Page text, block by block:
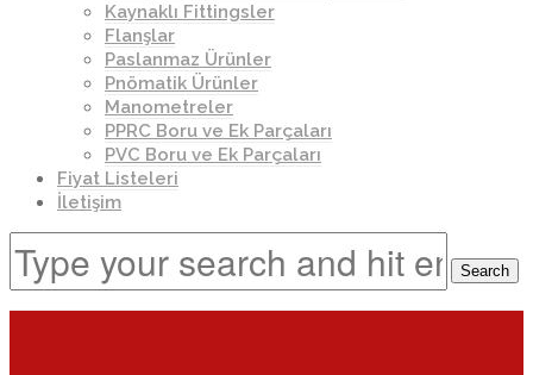
Kaynaklı Fittingsler
Flanşlar
Paslanmaz Ürünler
Pnömatik Ürünler
Manometreler
PPRC Boru ve Ek Parçaları
PVC Boru ve Ek Parçaları
Fiyat Listeleri
İletişim